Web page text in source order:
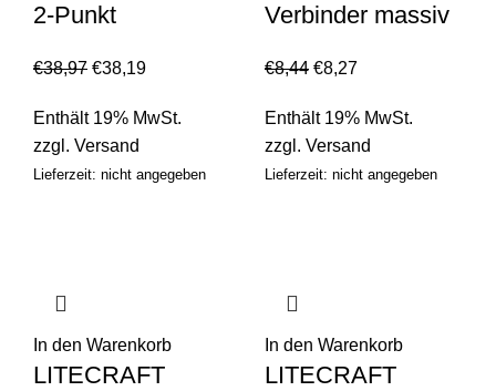
2-Punkt
€38,97 €38,19
Enthält 19% MwSt.
zzgl. Versand
Lieferzeit: nicht angegeben
Verbinder massiv
€8,44 €8,27
Enthält 19% MwSt.
zzgl. Versand
Lieferzeit: nicht angegeben
In den Warenkorb
LITECRAFT
In den Warenkorb
LITECRAFT